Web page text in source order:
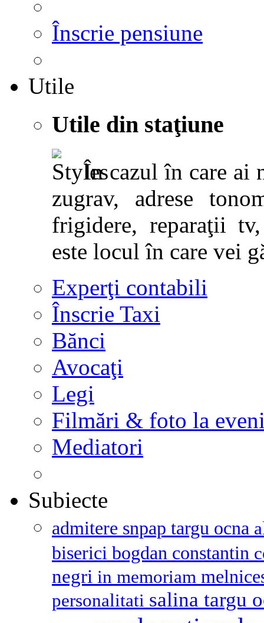
Înscrie pensiune
Utile
Utile din staţiune
În cazul în care ai
zugrav, adrese
frigidere, reparaţii
este locul în care vei
Experţi contabili
Înscrie Taxi
Bănci
Avocaţi
Legi
Filmări & foto la
Mediatori
Subiecte
admitere snpap targu ocna
biserici bogdan constantin
negri in memoriam
personalitati salina targu